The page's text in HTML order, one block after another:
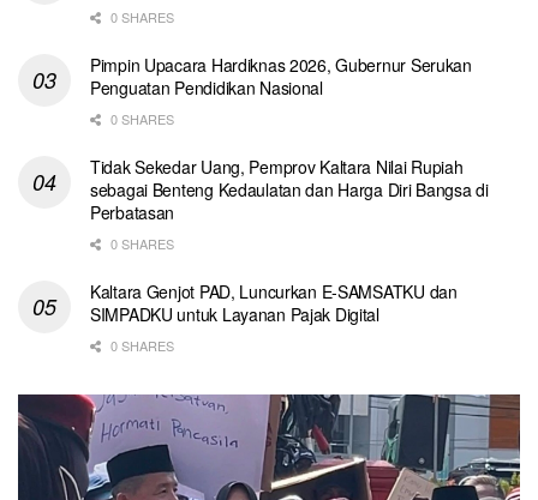
0 SHARES
Pimpin Upacara Hardiknas 2026, Gubernur Serukan
Penguatan Pendidikan Nasional
0 SHARES
Tidak Sekedar Uang, Pemprov Kaltara Nilai Rupiah
sebagai Benteng Kedaulatan dan Harga Diri Bangsa di
Perbatasan
0 SHARES
Kaltara Genjot PAD, Luncurkan E-SAMSATKU dan
SIMPADKU untuk Layanan Pajak Digital
0 SHARES